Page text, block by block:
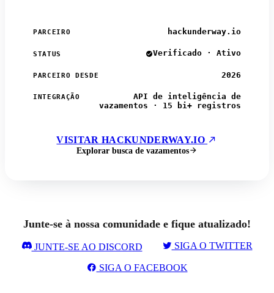
PARCEIRO hackunderway.io
STATUS Verificado · Ativo
PARCEIRO DESDE 2026
INTEGRAÇÃO
API de inteligência de
vazamentos · 15 bi+ registros
VISITAR HACKUNDERWAY.IO
Explorar busca de vazamentos
Junte-se à nossa comunidade e fique atualizado!
JUNTE-SE AO DISCORD SIGA O TWITTER
SIGA O FACEBOOK